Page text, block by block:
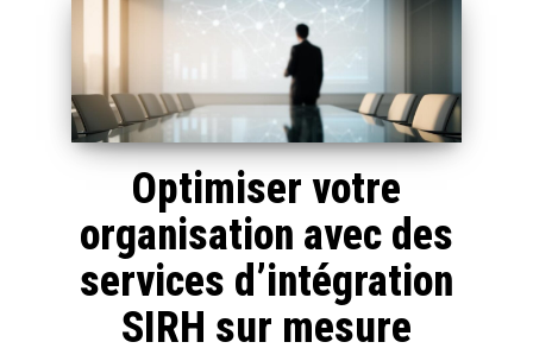
Optimiser votre
organisation avec des
services d’intégration
SIRH sur mesure